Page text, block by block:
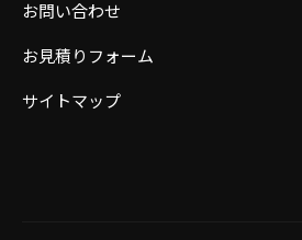
お問い合わせ
お見積りフォーム
サイトマップ